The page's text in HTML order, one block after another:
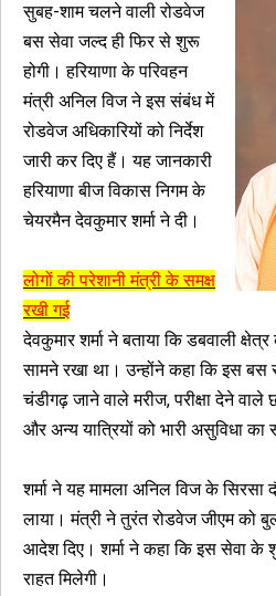
सुबह-शाम चलने वाली रोडवेज
बस सेवा जल्द ही फिर से शुरू
होगी। हरियाणा के परिवहन
मंत्री अनिल विज ने इस संबंध में
रोडवेज अधिकारियों को निर्देश
जारी कर दिए हैं। यह जानकारी
हरियाणा बीज विकास निगम के
चेयरमैन देवकुमार शर्मा ने दी।
लोगों की परेशानी मंत्री के समक्ष
रखी गई
देवकुमार शर्मा ने बताया कि डबवाली
सामने रखा था। उन्होंने कहा कि इस
चंडीगढ़ जाने वाले मरीज, परीक्षा देने वाले
और अन्य यात्रियों को भारी असुविधा का
शर्मा ने यह मामला अनिल विज के सिरसा
लाया। मंत्री ने तुरंत रोडवेज जीएम को
आदेश दिए। शर्मा ने कहा कि इस सेवा के
राहत मिलेगी।